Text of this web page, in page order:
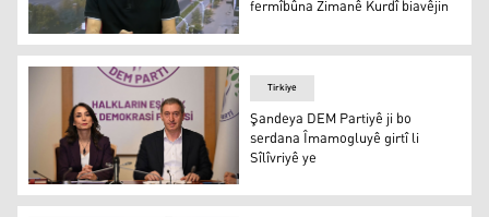
Şerefxan Cizîrî: Bila Îmamoglu û partiya wî gavên
fermîbûna Zimanê Kurdî biavêjin
Şandeya DEM Partiyê ji bo serdana Îmamogluyê girtî li
Tirkiye
Şandeya DEM Partiyê ji bo
serdana Îmamogluyê girtî li
Sîlîvriyê ye